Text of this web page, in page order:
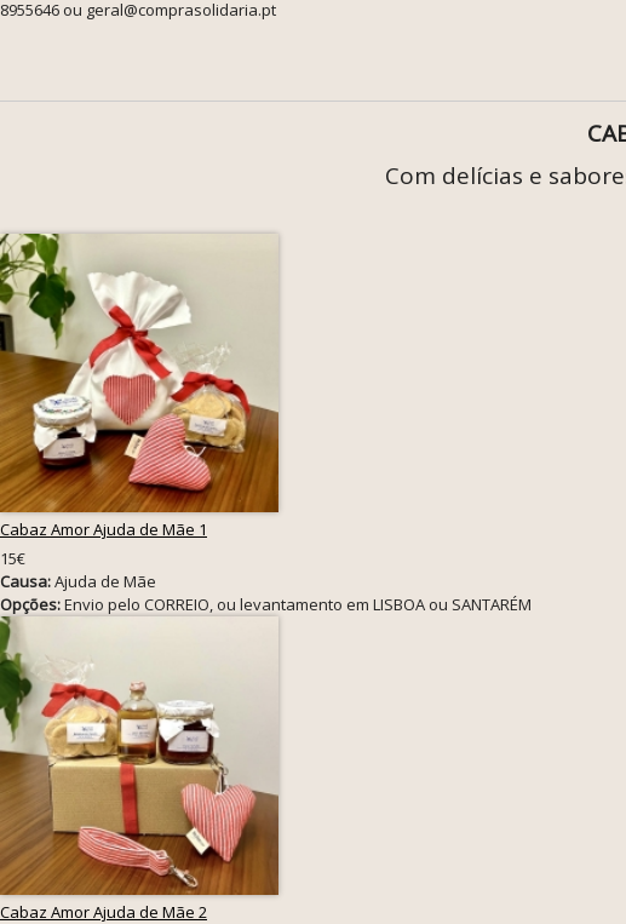
8955646 ou geral@comprasolidaria.pt
Com delícias e
Cabaz Amor Ajuda de Mãe 1
15€
Causa:Ajuda de Mãe
Opções:Envio pelo CORREIO, ou levantamento em LISBOA ou SANTARÉM
Cabaz Amor Ajuda de Mãe 2